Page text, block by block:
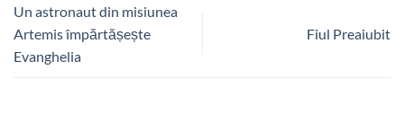
Un astronaut din misiunea
Artemis împărtășește
Evanghelia
Fiul Preaiubit